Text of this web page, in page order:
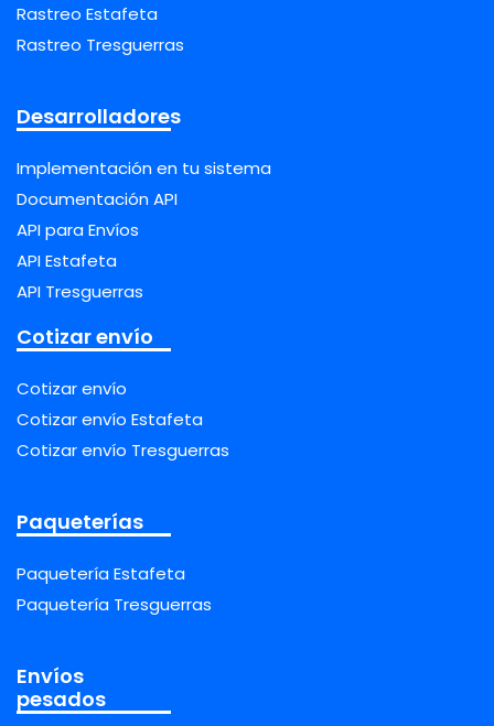
Rastreo Estafeta
Rastreo Tresguerras
Desarrolladores
Implementación en tu sistema
Documentación API
API para Envíos
API Estafeta
API Tresguerras
Cotizar envío
Cotizar envío
Cotizar envío Estafeta
Cotizar envío Tresguerras
Paqueterías
Paquetería Estafeta
Paquetería Tresguerras
Envíos
pesados